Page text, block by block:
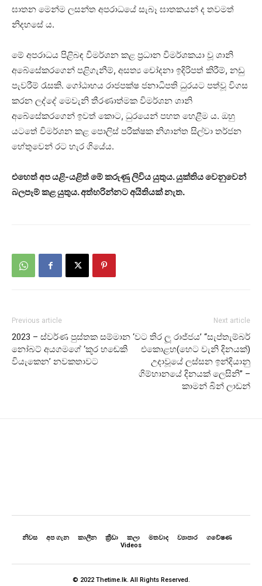
ඝාතන මෙන්ම ලසන්ත අපරාධයේ සැබෑ ඝාතකයන් ද තවමත්
නිදහසේ ය.
මේ අපරාධය පිළිබඳ විමර්ශන කළ ප්‍රධාන විමර්ශකයා වූ ශානි
අබේසේකරගෙන් පළිගැනීම්, අසත්‍ය චෝදනා ඉදිරිපත් කිරීම්, නඩු
පැවරීම් රැසකි. ගෝඨාභය රාජපක්ෂ ජනාධිපති ධුරයට පත්වූ විගස
කරන ලද්දේ මෙවැනි තීරණාත්මක විමර්ශන ශානි
අබේසේකරගෙන් ඉවත් කොට, ධුරයෙන් පහත හෙළීම ය. ඔහු
යටතේ විමර්ශන කළ පොලිස් පරීක්ෂක නිශාන්ත සිල්වා තර්ජන
හේතුවෙන් රට හැර ගියේය.
එහෙත් අප යළි-යළිත් මේ කරුණු ලිවිය යුතුය. යුක්තිය වෙනුවෙන්
බලපෑම් කළ යුතුය. අත්හරින්නට අයිතියක් නැත.
Previous article
2023 – ස්වර්ණ පුස්තක සම්මාන
නෝබට් අයගමගේ ‘කූර හඬෙකි
වියැකෙන’ නවකතාවට
Next article
‘වට තිර ලූ රාජ්ජය’ “සැප්තැම්බර්
එකොළහ(හෙට වැනි දිනයක්)
උදාවූයේ ලස්සන ඉන්දියානු
ගිම්හානයේ දිනයක් ලෙසිනි” –
කාමන් බින් ලාඩන්
නිවස අප ගැන කාලීන ක්‍රීඩා කලා මතවාද ව්‍යාපාර
ගවේෂණ
Videos
© 2022 Thetime.lk. All Rights Reserved.